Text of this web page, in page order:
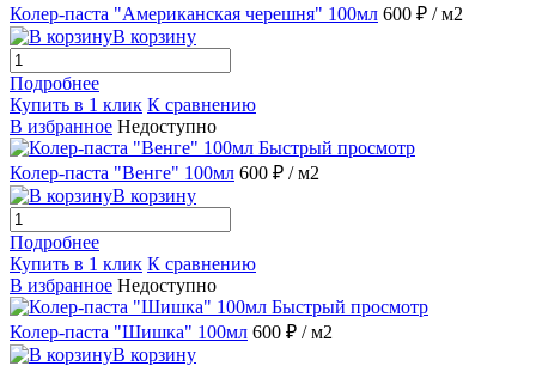
Колер-паста "Американская черешня" 100мл 600 ₽ / м2
В корзину
Подробнее
Купить в 1 клик К сравнению
В избранное Недоступно
Быстрый просмотр
Колер-паста "Венге" 100мл 600 ₽ / м2
В корзину
Подробнее
Купить в 1 клик К сравнению
В избранное Недоступно
Быстрый просмотр
Колер-паста "Шишка" 100мл 600 ₽ / м2
В корзину